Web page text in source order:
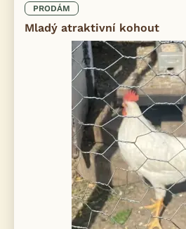
PRODÁM
Mladý atraktivní kohout